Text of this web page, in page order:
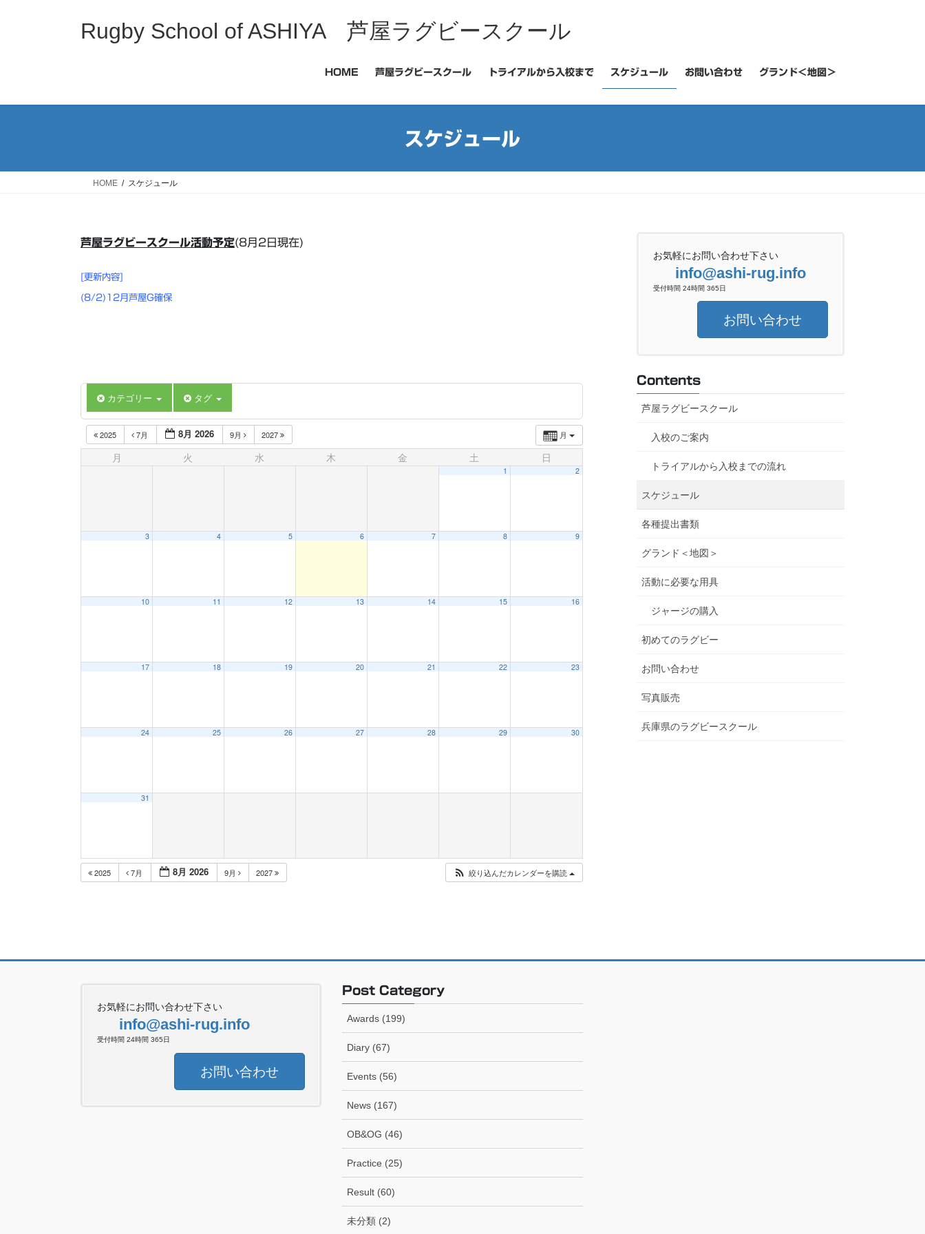
ス
ン
Rugby School of ASHIYA 芦屋ラグビースクール
HOME 芦屋ラグビースクール トライアルから入校まで スケジュール お問い合わせ グランド＜地図＞
スケジュール
HOME スケジュール
芦屋ラグビースクール活動予定(8月2日現在)
[更新内容]
(8/2)12月芦屋G確保
カテゴリー タグ
月
2025 7月 8月 2026 9月 2027
月 火 水 木 金 土 日
1 2
3 4 5 6 7 8 9
10 11 12 13 14 15 16
17 18 19 20 21 22 23
24 25 26 27 28 29 30
31
2025 7月 8月 2026 9月 2027 絞り込んだカレンダーを購読
お気軽にお問い合わせ下さい
info@ashi-rug.info
受付時間 24時間 365日
お問い合わせ
Contents
芦屋ラグビースクール
入校のご案内
トライアルから入校までの流れ
スケジュール
各種提出書類
グランド＜地図＞
活動に必要な用具
ジャージの購入
初めてのラグビー
お問い合わせ
写真販売
兵庫県のラグビースクール
お気軽にお問い合わせ下さい
info@ashi-rug.info
受付時間 24時間 365日
お問い合わせ
Post Category
Awards (199)
Diary (67)
Events (56)
News (167)
OB&OG (46)
Practice (25)
Result (60)
未分類 (2)